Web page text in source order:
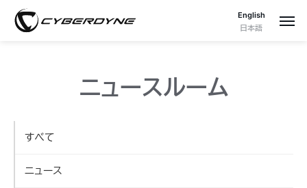
English
日本語
ニュースルーム
すべて
ニュース